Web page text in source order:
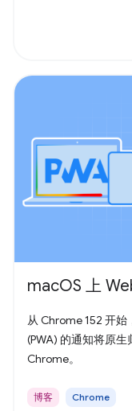
macOS 上
从 Chrome 152 开
(PWA) 的通知将原
Chrome。
博客 Chrome